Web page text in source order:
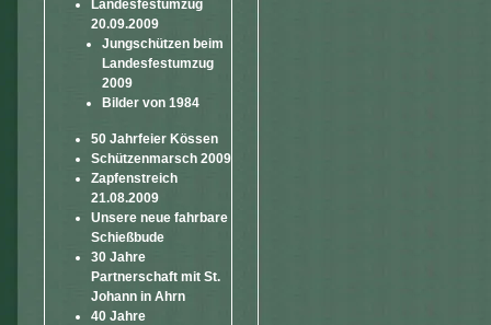
Landesfestumzug
20.09.2009
Jungschützen beim
Landesfestumzug
2009
Bilder von 1984
50 Jahrfeier Kössen
Schützenmarsch 2009
Zapfenstreich
21.08.2009
Unsere neue fahrbare
Schießbude
30 Jahre
Partnerschaft mit St.
Johann in Ahrn
40 Jahre